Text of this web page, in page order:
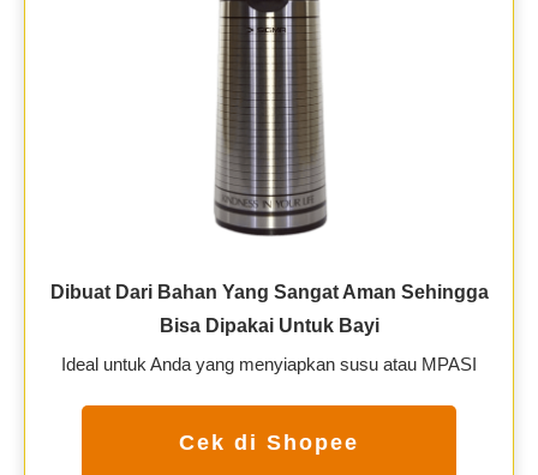
Dibuat Dari Bahan Yang Sangat Aman Sehingga
Bisa Dipakai Untuk Bayi
Ideal untuk Anda yang menyiapkan susu atau MPASI
Cek di Shopee